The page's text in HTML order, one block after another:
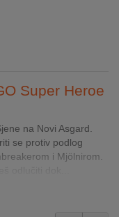
Super Heroe
na Novi Asgard.
se protiv podlog
i Mjölnirom.